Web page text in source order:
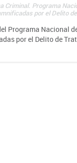
Programa
por el Delito
Programa Nacional
por el Delito de